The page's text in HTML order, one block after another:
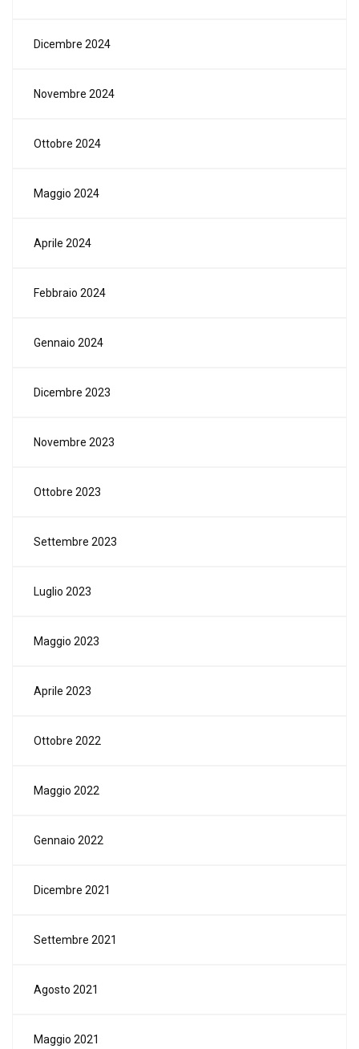
Dicembre 2024
Novembre 2024
Ottobre 2024
Maggio 2024
Aprile 2024
Febbraio 2024
Gennaio 2024
Dicembre 2023
Novembre 2023
Ottobre 2023
Settembre 2023
Luglio 2023
Maggio 2023
Aprile 2023
Ottobre 2022
Maggio 2022
Gennaio 2022
Dicembre 2021
Settembre 2021
Agosto 2021
Maggio 2021